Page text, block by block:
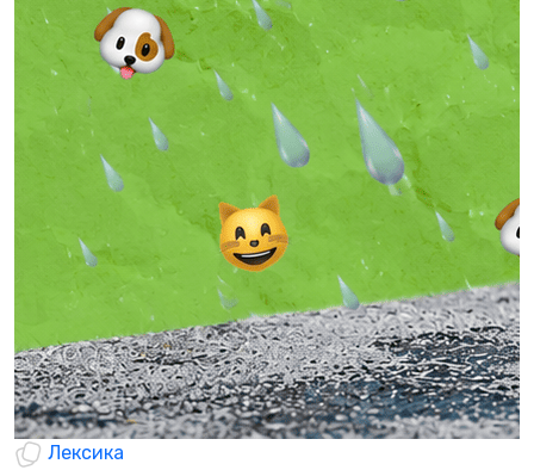
Лексика